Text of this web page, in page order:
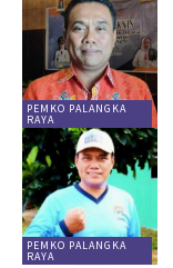
PEMKO PALANGKA
RAYA
PEMKO PALANGKA
RAYA